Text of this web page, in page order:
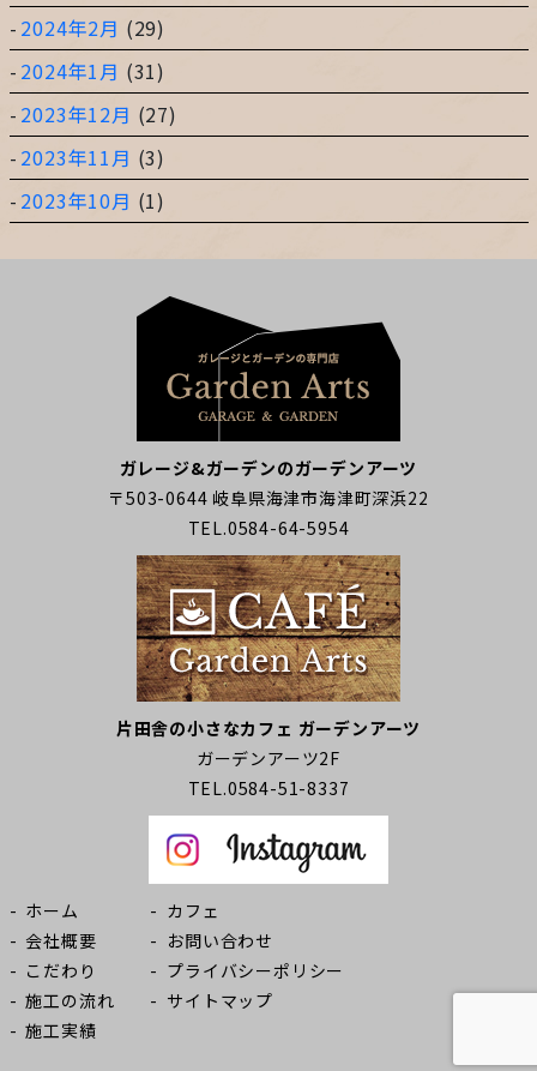
2024年2月 (29)
2024年1月 (31)
2023年12月 (27)
2023年11月 (3)
2023年10月 (1)
ガレージ&ガーデンのガーデンアーツ
〒503-0644 岐阜県海津市海津町深浜22
TEL.0584-64-5954
片田舎の小さなカフェ ガーデンアーツ
ガーデンアーツ2F
TEL.0584-51-8337
ホーム
会社概要
こだわり
施工の流れ
施工実績
カフェ
お問い合わせ
プライバシーポリシー
サイトマップ